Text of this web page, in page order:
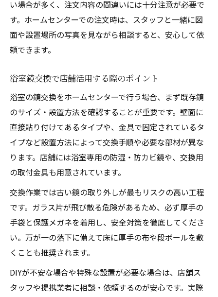
い場合が多く、注文内容の間違いには十分注意が必要で
す。ホームセンターでの注文時は、スタッフと一緒に図
面や設置場所の写真を見ながら相談すると、安心して依
頼できます。
浴室鏡交換で店舗活用する際のポイント
浴室の鏡交換をホームセンターで行う場合、まず既存鏡
のサイズ・設置方法を確認することが重要です。壁面に
直接貼り付けてあるタイプや、金具で固定されているタ
イプなど設置方法によって交換手順や必要な部材が異な
ります。店舗には浴室専用の防湿・防カビ鏡や、交換用
の取付金具も用意されています。
交換作業では古い鏡の取り外しが最もリスクの高い工程
です。ガラス片が飛び散る危険があるため、必ず厚手の
手袋と保護メガネを着用し、安全対策を徹底してくださ
い。万が一の落下に備えて床に厚手の布や段ボールを敷
くことも推奨されます。
DIYが不安な場合や特殊な設置が必要な場合は、店舗ス
タッフや提携業者に相談・依頼するのが安心です。実際